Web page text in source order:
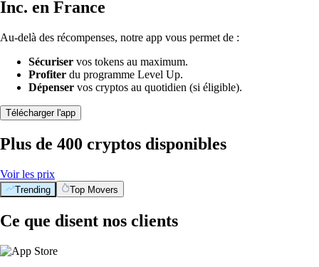
Inc. en France
Au-delà des récompenses, notre app vous permet de :
Sécuriser vos tokens au maximum.
Profiter du programme Level Up.
Dépenser vos cryptos au quotidien (si éligible).
Télécharger l'app
Plus de 400 cryptos disponibles
Voir les prix
Trending Top Movers
Ce que disent nos clients